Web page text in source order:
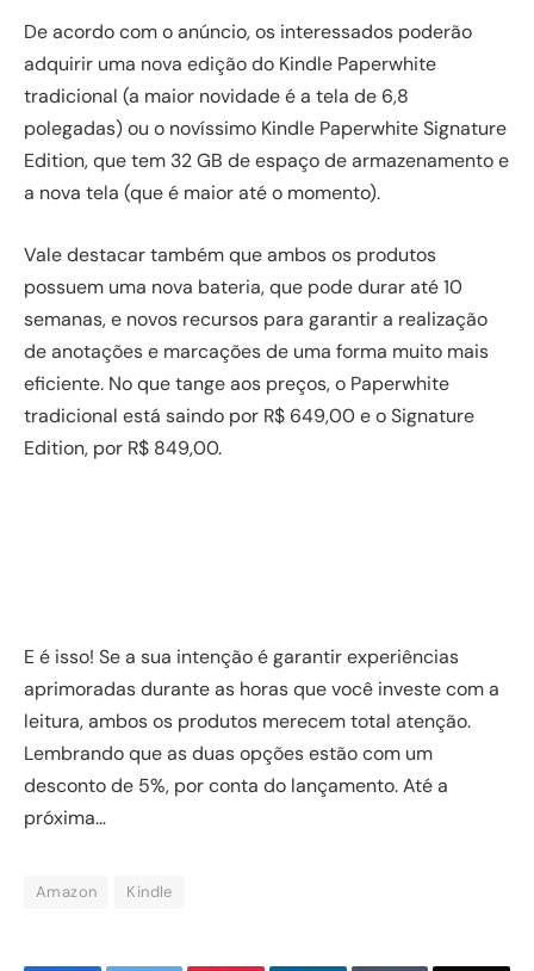
De acordo com o anúncio, os interessados poderão
adquirir uma nova edição do Kindle Paperwhite
tradicional (a maior novidade é a tela de 6,8
polegadas) ou o novíssimo Kindle Paperwhite Signature
Edition, que tem 32 GB de espaço de armazenamento e
a nova tela (que é maior até o momento).
Vale destacar também que ambos os produtos
possuem uma nova bateria, que pode durar até 10
semanas, e novos recursos para garantir a realização
de anotações e marcações de uma forma muito mais
eficiente. No que tange aos preços, o Paperwhite
tradicional está saindo por R$ 649,00 e o Signature
Edition, por R$ 849,00.
E é isso! Se a sua intenção é garantir experiências
aprimoradas durante as horas que você investe com a
leitura, ambos os produtos merecem total atenção.
Lembrando que as duas opções estão com um
desconto de 5%, por conta do lançamento. Até a
próxima…
Amazon Kindle